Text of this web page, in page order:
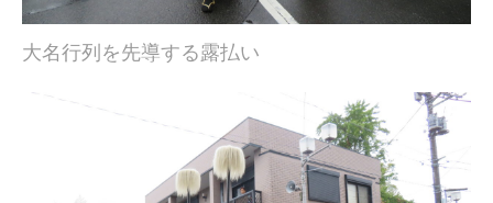
大名行列を先導する露払い